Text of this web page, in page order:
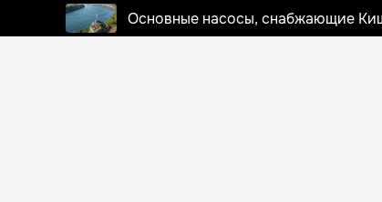
Основные насосы, снабжающие